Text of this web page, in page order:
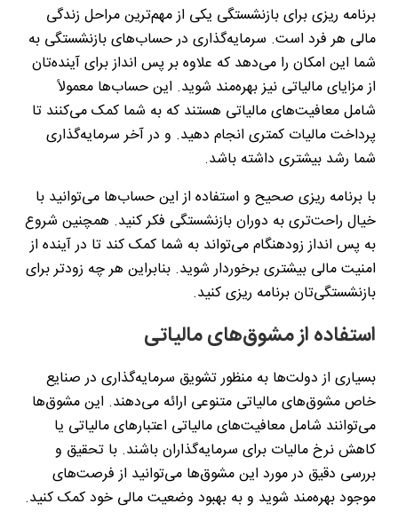
برنامه‌ ریزی برای بازنشستگی یکی از مهم‌ترین مراحل زندگی
مالی هر فرد است. سرمایه‌گذاری در حساب‌های بازنشستگی به
شما این امکان را می‌دهد که علاوه بر پس‌ انداز برای آینده‌تان
از مزایای مالیاتی نیز بهره‌مند شوید. این حساب‌ها معمولاً
شامل معافیت‌های مالیاتی هستند که به شما کمک می‌کنند تا
پرداخت مالیات کمتری انجام دهید. و در آخر سرمایه‌گذاری
شما رشد بیشتری داشته باشد.
با برنامه‌ ریزی صحیح و استفاده از این حساب‌ها می‌توانید با
خیال راحت‌تری به دوران بازنشستگی فکر کنید. همچنین شروع
به پس ‌انداز زودهنگام می‌تواند به شما کمک کند تا در آینده از
امنیت مالی بیشتری برخوردار شوید. بنابراین هر چه زودتر برای
بازنشستگی‌تان برنامه‌ ریزی کنید.
استفاده از مشوق‌های مالیاتی
بسیاری از دولت‌ها به منظور تشویق سرمایه‌گذاری در صنایع
خاص مشوق‌های مالیاتی متنوعی ارائه می‌دهند. این مشوق‌ها
می‌توانند شامل معافیت‌های مالیاتی اعتبارهای مالیاتی یا
کاهش نرخ مالیات برای سرمایه‌گذاران باشند. با تحقیق و
بررسی دقیق در مورد این مشوق‌ها می‌توانید از فرصت‌های
موجود بهره‌مند شوید و به بهبود وضعیت مالی خود کمک کنید.